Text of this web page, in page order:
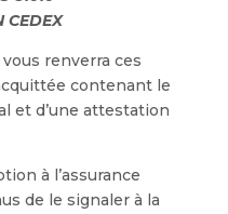
CEDEX
renverra ces
contenant le
et d’une attestation
à l’assurance
de le signaler à la